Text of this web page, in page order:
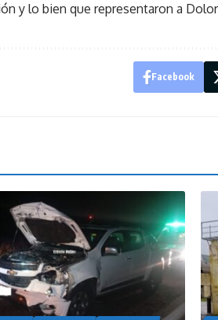
y lo bien que representaron a
Facebook